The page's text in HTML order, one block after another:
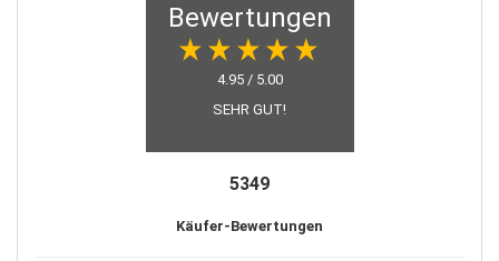
Bewertungen
4.95 / 5.00
SEHR GUT!
5349
Käufer-Bewertungen